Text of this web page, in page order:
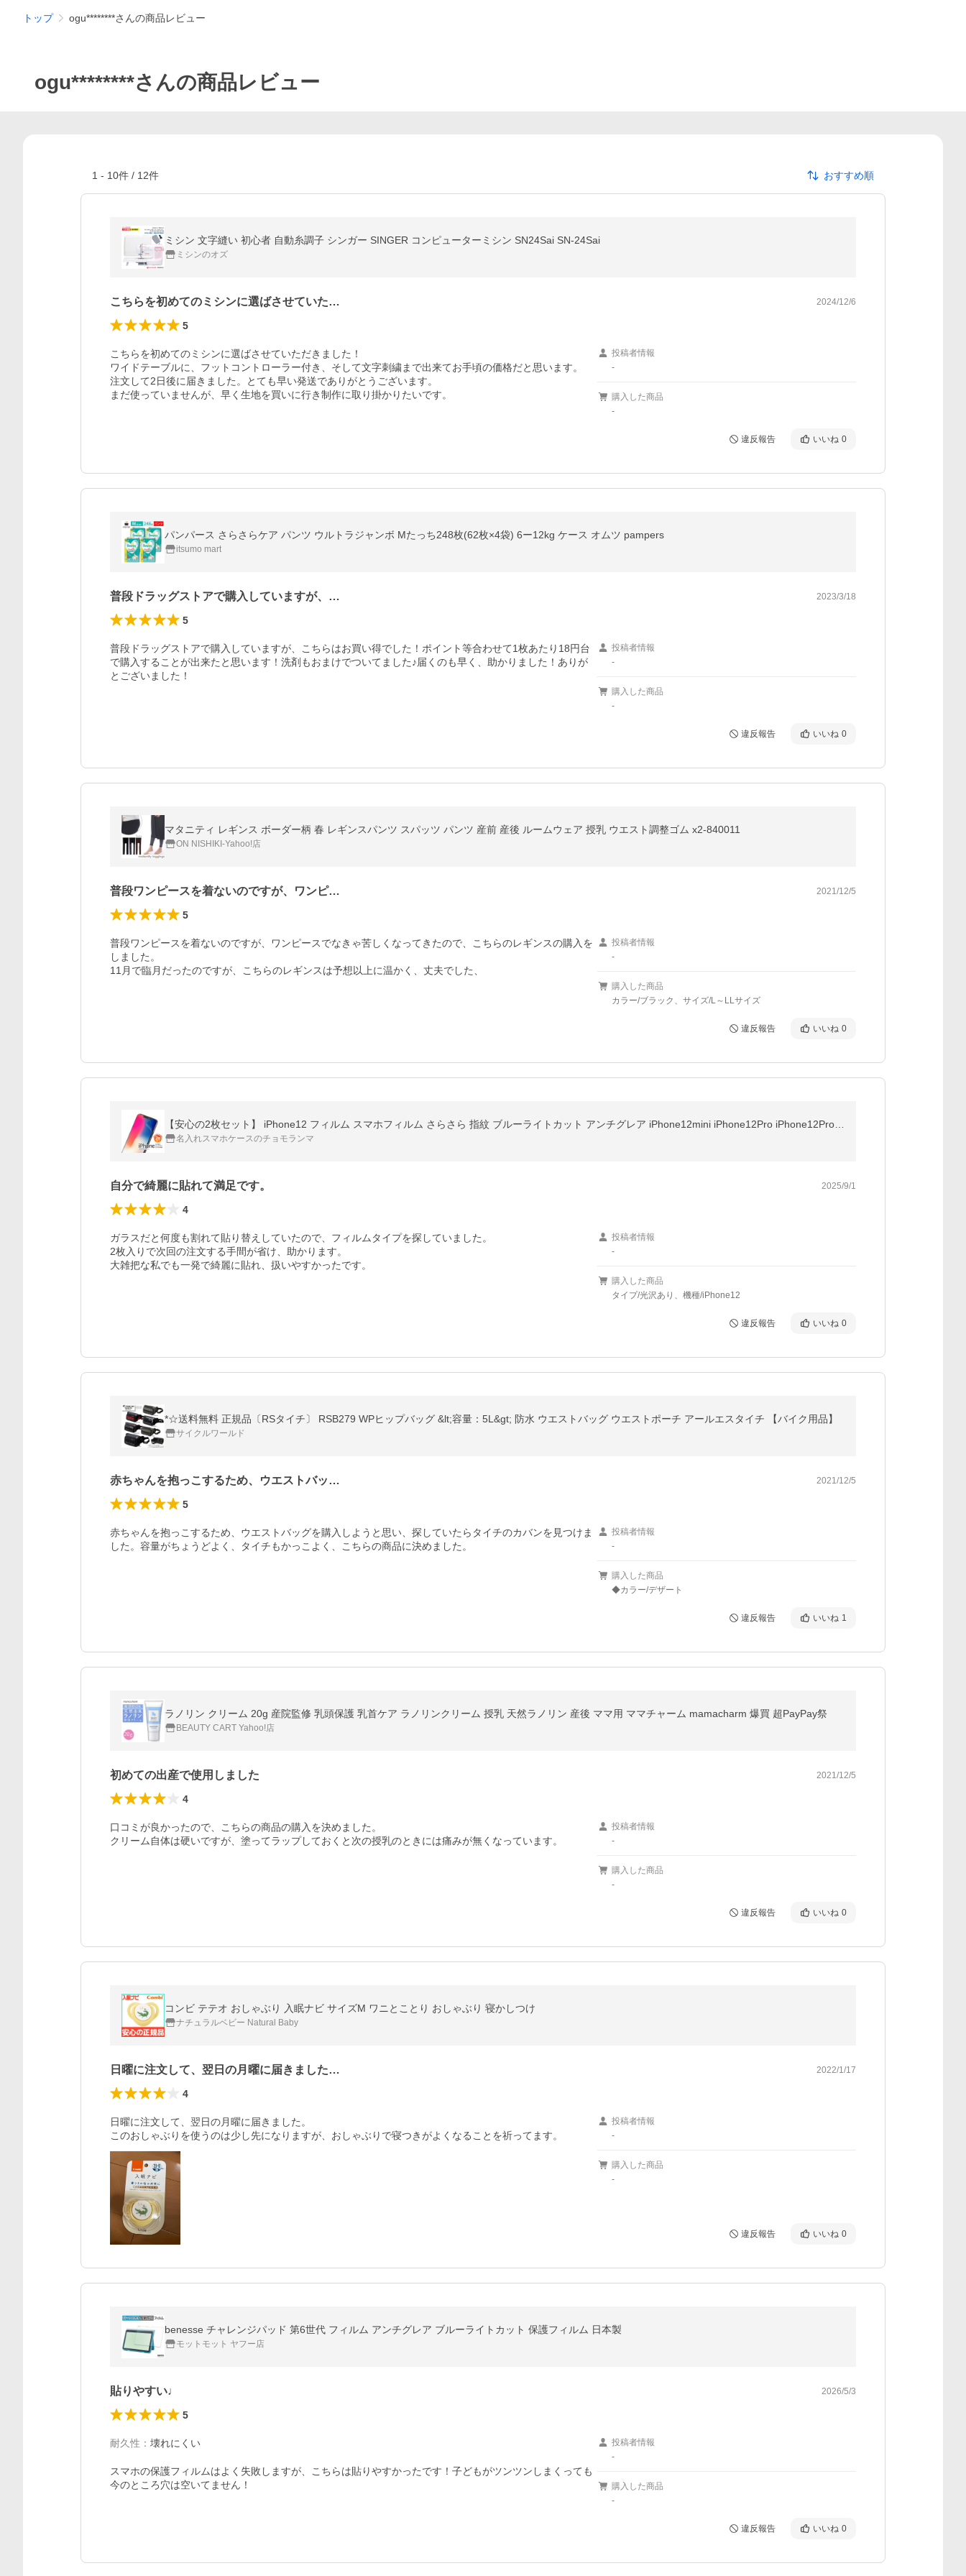
トップ ogu********さんの商品レビュー
ogu********さんの商品レビュー
1 - 10件 / 12件 おすすめ順
ミシン 文字縫い 初心者 自動糸調子 シンガー SINGER コンピューターミシン SN24Sai SN-24Sai
ミシンのオズ
こちらを初めてのミシンに選ばさせていた… 2024/12/6
5
こちらを初めてのミシンに選ばさせていただきました！
ワイドテーブルに、フットコントローラー付き、そして文字刺繍まで出来てお手頃の価格だと思います。
注文して2日後に届きました。とても早い発送でありがとうございます。
まだ使っていませんが、早く生地を買いに行き制作に取り掛かりたいです。
投稿者情報
-
購入した商品
-
違反報告 いいね 0
パンパース さらさらケア パンツ ウルトラジャンボ Mたっち248枚(62枚×4袋) 6ー12kg ケース オムツ pampers
itsumo mart
普段ドラッグストアで購入していますが、… 2023/3/18
5
普段ドラッグストアで購入していますが、こちらはお買い得でした！ポイント等合わせて1枚あたり18円台
で購入することが出来たと思います！洗剤もおまけでついてました♪届くのも早く、助かりました！ありが
とございました！
投稿者情報
-
購入した商品
-
違反報告 いいね 0
マタニティ レギンス ボーダー柄 春 レギンスパンツ スパッツ パンツ 産前 産後 ルームウェア 授乳 ウエスト調整ゴム x2-840011
ON NISHIKI-Yahoo!店
普段ワンピースを着ないのですが、ワンピ… 2021/12/5
5
普段ワンピースを着ないのですが、ワンピースでなきゃ苦しくなってきたので、こちらのレギンスの購入を
しました。
11月で臨月だったのですが、こちらのレギンスは予想以上に温かく、丈夫でした、
投稿者情報
-
購入した商品
カラー/ブラック、サイズ/L～LLサイズ
違反報告 いいね 0
名入れスマホケースのチョモランマ
自分で綺麗に貼れて満足です。 2025/9/1
4
ガラスだと何度も割れて貼り替えしていたので、フィルムタイプを探していました。
2枚入りで次回の注文する手間が省け、助かります。
大雑把な私でも一発で綺麗に貼れ、扱いやすかったです。
投稿者情報
-
購入した商品
タイプ/光沢あり、機種/iPhone12
違反報告 いいね 0
*☆送料無料 正規品〔RSタイチ〕 RSB279 WPヒップバッグ &lt;容量：5L&gt; 防水 ウエストバッグ ウエストポーチ アールエスタイチ 【バイク用品】
サイクルワールド
赤ちゃんを抱っこするため、ウエストバッ… 2021/12/5
5
赤ちゃんを抱っこするため、ウエストバッグを購入しようと思い、探していたらタイチのカバンを見つけま
投稿者情報
-
購入した商品
◆カラー/デザート
違反報告 いいね 1
ラノリン クリーム 20g 産院監修 乳頭保護 乳首ケア ラノリンクリーム 授乳 天然ラノリン 産後 ママ用 ママチャーム mamacharm 爆買 超PayPay祭
BEAUTY CART Yahoo!店
初めての出産で使用しました 2021/12/5
4
口コミが良かったので、こちらの商品の購入を決めました。
投稿者情報
-
購入した商品
-
違反報告 いいね 0
コンビ テテオ おしゃぶり 入眠ナビ サイズM ワニとことり おしゃぶり 寝かしつけ
ナチュラルベビー Natural Baby
日曜に注文して、翌日の月曜に届きました… 2022/1/17
4
日曜に注文して、翌日の月曜に届きました。
このおしゃぶりを使うのは少し先になりますが、おしゃぶりで寝つきがよくなることを祈ってます。
投稿者情報
-
購入した商品
-
違反報告 いいね 0
benesse チャレンジパッド 第6世代 フィルム アンチグレア ブルーライトカット 保護フィルム 日本製
モットモット ヤフー店
貼りやすい♩ 2026/5/3
5
耐久性 ： 壊れにくい
スマホの保護フィルムはよく失敗しますが、こちらは貼りやすかったです！子どもがツンツンしまくっても
今のところ穴は空いてません！
投稿者情報
-
購入した商品
-
違反報告 いいね 0